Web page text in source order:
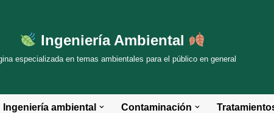
Ingeniería Ambiental
especializada en temas ambientales para el público en general
Ingeniería ambiental Contaminación